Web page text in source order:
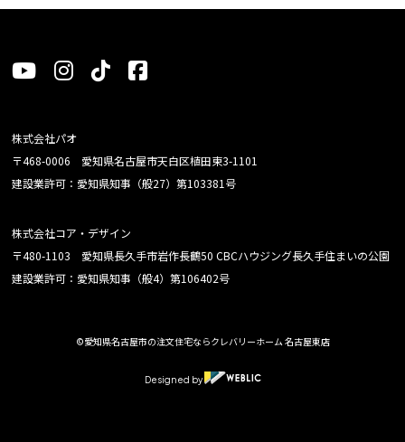
株式会社パオ
〒468-0006 愛知県名古屋市天白区植田東3-1101
建設業許可：愛知県知事（般27）第103381号
株式会社コア・デザイン
〒480-1103 愛知県長久手市岩作長鶴50 CBCハウジング長久手住まいの公園
建設業許可：愛知県知事（般4）第106402号
©愛知県名古屋市の注文住宅ならクレバリーホーム 名古屋東店
Designed by